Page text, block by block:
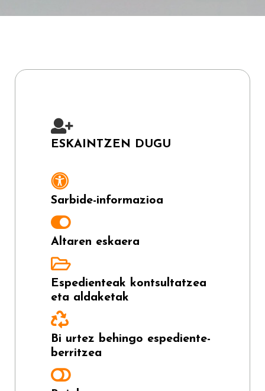
ESKAINTZEN DUGU
Sarbide-informazioa
Altaren eskaera
Espedienteak kontsultatzea
eta aldaketak
Bi urtez behingo espediente-
berritzea